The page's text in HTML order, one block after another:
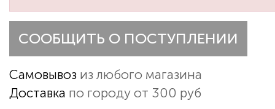
СООБЩИТЬ О ПОСТУПЛЕНИИ
Самовывоз из любого магазина
Доставка по городу от 300 руб